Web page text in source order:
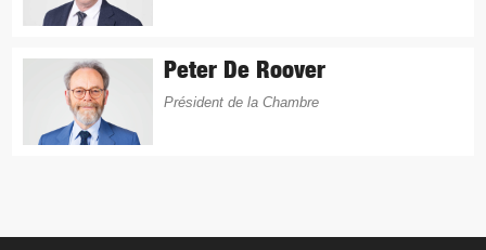
Peter De Roover
Président de la Chambre